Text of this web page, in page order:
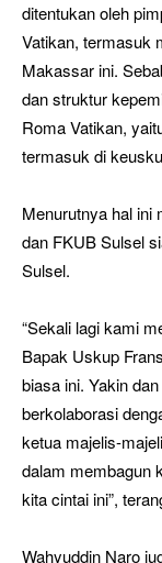
ditentukan oleh
Vatikan, termasuk
Makassar ini.
dan struktur
Roma Vatikan,
termasuk di
Menurutnya hal ini
dan FKUB Sulsel
Sulsel.
“Sekali lagi kami
Bapak Uskup
biasa ini. Yakin
berkolaborasi
ketua majelis-
dalam membagun
kita cintai ini”,
Wahyuddin Naro